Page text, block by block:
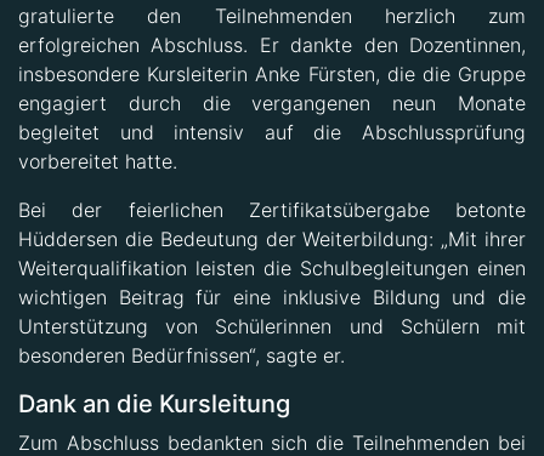
gratulierte den Teilnehmenden herzlich zum
erfolgreichen Abschluss. Er dankte den Dozentinnen,
insbesondere Kursleiterin Anke Fürsten, die die Gruppe
engagiert durch die vergangenen neun Monate
begleitet und intensiv auf die Abschlussprüfung
vorbereitet hatte.
Bei der feierlichen Zertifikatsübergabe betonte
Hüddersen die Bedeutung der Weiterbildung: „Mit ihrer
Weiterqualifikation leisten die Schulbegleitungen einen
wichtigen Beitrag für eine inklusive Bildung und die
Unterstützung von Schülerinnen und Schülern mit
besonderen Bedürfnissen“, sagte er.
Dank an die Kursleitung
Zum Abschluss bedankten sich die Teilnehmenden bei